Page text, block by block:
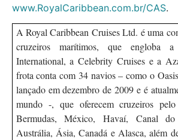
www.RoyalCaribbean.com.br/CAS.
A Royal Caribbean Cruises Ltd. é uma
cruzeiros marítimos, que engloba a
International, a Celebrity Cruises e a
frota conta com 34 navios – como o
lançado em dezembro de 2009 e é
mundo -, que oferecem cruzeiros pelo
Bermudas, México, Havaí, Canal do
Austrália, Ásia, Canadá e Alasca, além